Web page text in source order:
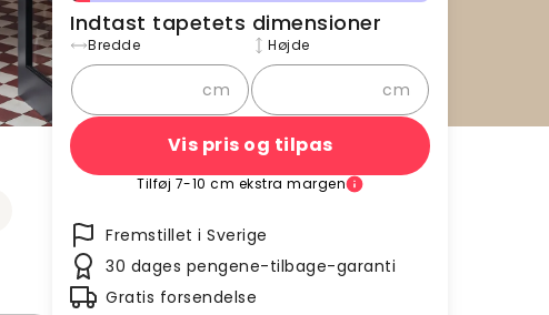
Indtast tapetets dimensioner
Bredde
cm
Højde
cm
Vis pris og tilpas
Tilføj 7-10 cm ekstra margen
Fremstillet i Sverige
30 dages pengene-tilbage-garanti
Gratis forsendelse